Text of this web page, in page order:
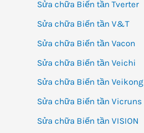
Sửa chữa Biến tần Tverter
Sửa chữa Biến tần V&T
Sửa chữa Biến tần Vacon
Sửa chữa Biến tần Veichi
Sửa chữa Biến tần Veikong
Sửa chữa Biến tần Vicruns
Sửa chữa Biến tần VISION